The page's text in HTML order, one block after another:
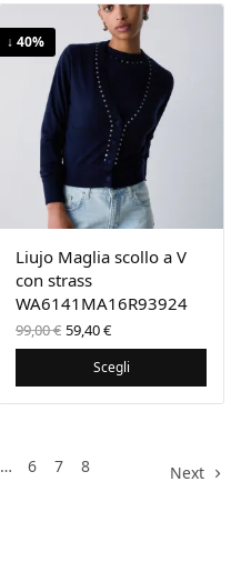
↓ 40%
Liujo Maglia scollo a V
con strass
WA6141MA16R93924
99,00€ Il prezzo
originale
era:
99,00 €.
59,40€Il
prezzo
attuale
è:
59,40 €.
Scegli
… 6 7 8 Next